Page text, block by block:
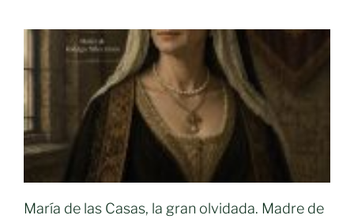
María de las Casas, la gran olvidada. Madre de